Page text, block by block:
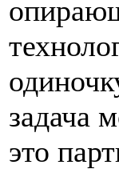
задача
это